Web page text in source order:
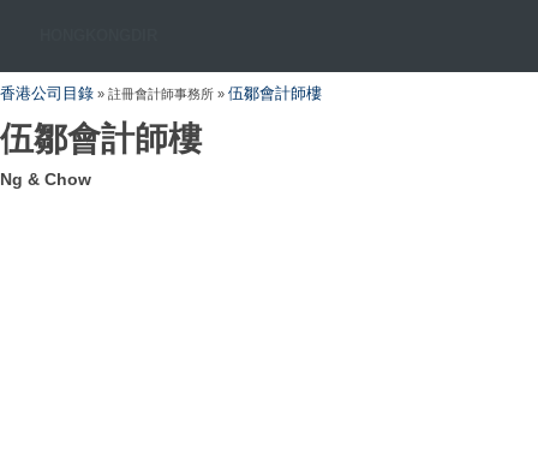
香港公司目錄 » 註冊會計師事務所 » 伍鄒會計師樓
伍鄒會計師樓
Ng & Chow